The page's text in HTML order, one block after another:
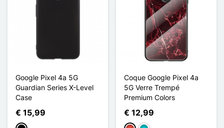
Google Pixel 4a 5G
Guardian Series X-Level
Case
€ 15,99
Coque Google Pixel 4a
5G Verre Trempé
Premium Colors
€ 12,99